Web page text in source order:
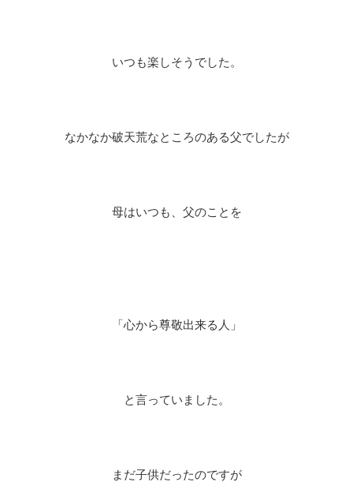
いつも楽しそうでした。
なかなか破天荒なところのある父でしたが
母はいつも、父のことを
「心から尊敬出来る人」
と言っていました。
まだ子供だったのですが